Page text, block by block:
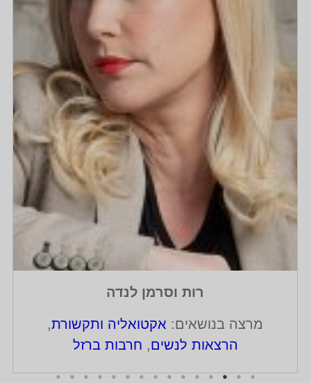
רות וסרמן לנדה
מרצה בנושאים: אקטואליה ותקשורת,
הרצאות לנשים, חרבות ברזל